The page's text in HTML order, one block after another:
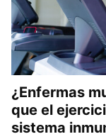
¿Enfermas
que el
sistema